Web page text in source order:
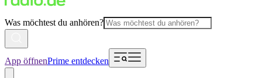
Was möchtest du anhören?
App öffnenPrime entdecken